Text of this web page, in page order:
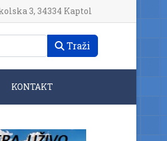
3, 34334 Kaptol
Traži
KONTAKT